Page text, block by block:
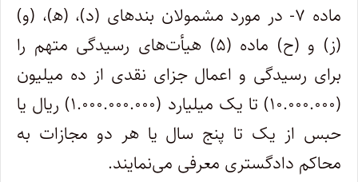
ماده ۷- در مورد مشمولان بندهای (د)، (ه‍)، (و)
(ز) و (ح) ماده (۵) هیأت‌های رسیدگی متهم را
برای رسیدگی و اعمال جزای نقدی از ده میلیون
(۱۰.۰۰۰.۰۰۰) تا یک میلیارد (۱.۰۰۰.۰۰۰.۰۰۰) ریال یا
حبس از یک تا پنج سال یا هر دو مجازات به
محاکم دادگستری معرفی می‌نمایند.